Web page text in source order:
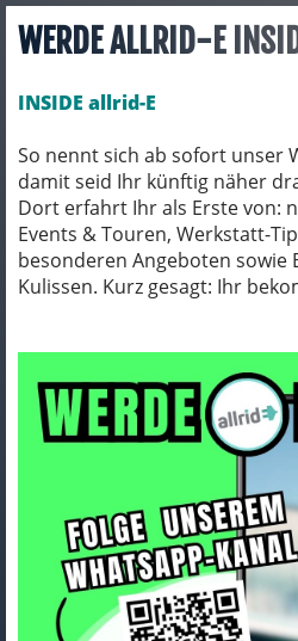
WERDE ALLRID-E
INSIDE allrid-E
So nennt sich ab sofort unser
damit seid Ihr künftig näher
Dort erfahrt Ihr als Erste von:
Events & Touren, Werkstatt-
besonderen Angeboten sowie
Kulissen. Kurz gesagt: Ihr
Toggle navigation
BIO BIKES BIO MTB
BIO MTB
Whatever brings you
ARTIKEL FILTERN
Seite « 2
202 Ergebnisse